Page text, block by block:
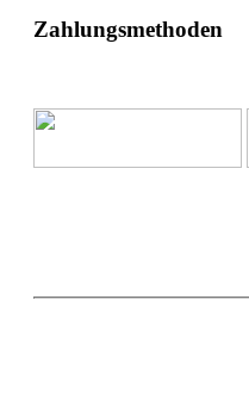
Zahlungsmethoden